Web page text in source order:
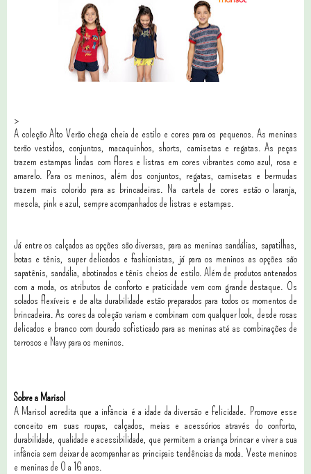
>
A coleção Alto Verão chega cheia de estilo e cores para os pequenos. As meninas
terão vestidos, conjuntos, macaquinhos, shorts, camisetas e regatas. As peças
trazem estampas lindas com flores e listras em cores vibrantes como azul, rosa e
amarelo. Para os meninos, além dos conjuntos, regatas, camisetas e bermudas
trazem mais colorido para as brincadeiras. Na cartela de cores estão o laranja,
mescla, pink e azul, sempre acompanhados de listras e estampas.
Já entre os calçados as opções são diversas, para as meninas sandálias, sapatilhas,
botas e tênis, super delicados e fashionistas, já para os meninos as opções são
sapatênis, sandália, abotinados e tênis cheios de estilo. Além de produtos antenados
com a moda, os atributos de conforto e praticidade vem com grande destaque. Os
solados flexíveis e de alta durabilidade estão preparados para todos os momentos de
brincadeira. As cores da coleção variam e combinam com qualquer look, desde rosas
delicados e branco com dourado sofisticado para as meninas até as combinações de
terrosos e Navy para os meninos.
Sobre a Marisol
A Marisol acredita que a infância é a idade da diversão e felicidade. Promove esse
conceito em suas roupas, calçados, meias e acessórios através do conforto,
durabilidade, qualidade e acessibilidade, que permitem a criança brincar e viver a sua
infância sem deixar de acompanhar as principais tendências da moda. Veste meninos
e meninas de 0 a 16 anos.